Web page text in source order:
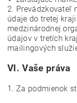
2. Prevádzkovateľ
údaje do tretej
medzinárodnej
údajov v tretích
mailingových
VI.Vaše práva
1. Za podmienok